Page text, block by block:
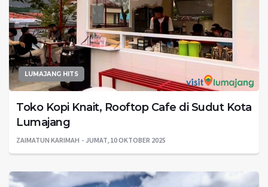
LUMAJANG HITS
Toko Kopi Knait, Rooftop Cafe di Sudut Kota
Lumajang
ZAIMATUN KARIMAH JUMAT, 10 OKTOBER 2025